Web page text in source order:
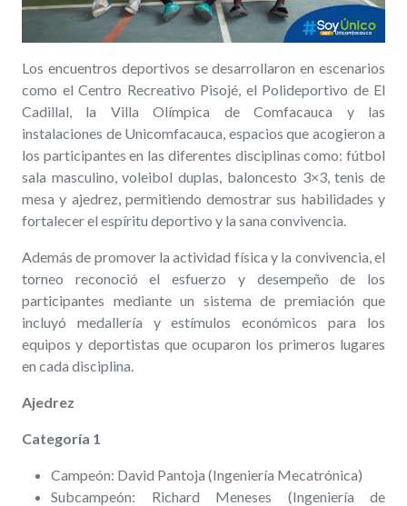
Los encuentros deportivos se desarrollaron en escenarios
como el Centro Recreativo Pisojé, el Polideportivo de El
Cadillal, la Villa Olímpica de Comfacauca y las
instalaciones de Unicomfacauca, espacios que acogieron a
los participantes en las diferentes disciplinas como: fútbol
sala masculino, voleibol duplas, baloncesto 3×3, tenis de
mesa y ajedrez, permitiendo demostrar sus habilidades y
fortalecer el espíritu deportivo y la sana convivencia.
Además de promover la actividad física y la convivencia, el
torneo reconoció el esfuerzo y desempeño de los
participantes mediante un sistema de premiación que
incluyó medallería y estímulos económicos para los
equipos y deportistas que ocuparon los primeros lugares
en cada disciplina.
Ajedrez
Categoría 1
Campeón: David Pantoja (Ingeniería Mecatrónica)
Subcampeón: Richard Meneses (Ingeniería de